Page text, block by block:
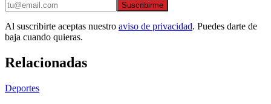
Suscribirme
Al suscribirte aceptas nuestro aviso de privacidad. Puedes darte de
baja cuando quieras.
Relacionadas
Deportes